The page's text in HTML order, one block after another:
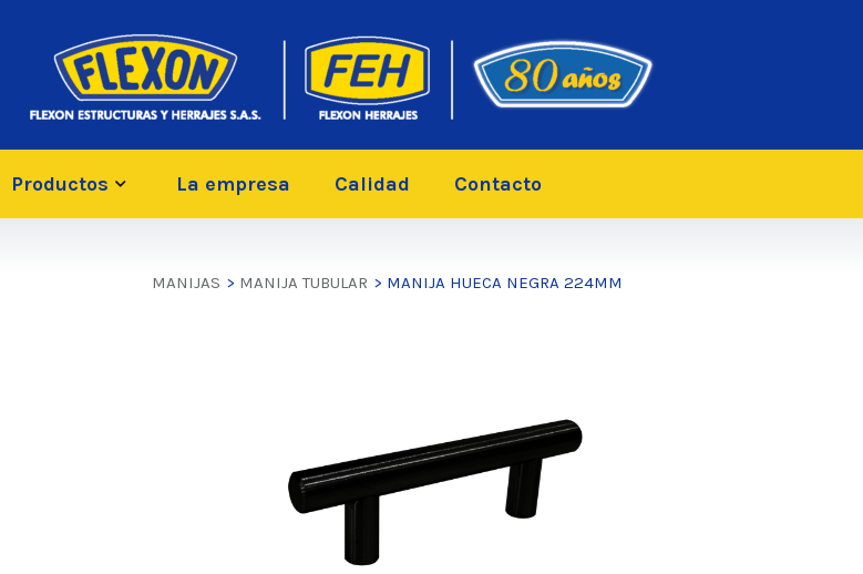
Productos La empresa Calidad Contacto
MANIJAS > MANIJA TUBULAR > MANIJA HUECA NEGRA 224MM